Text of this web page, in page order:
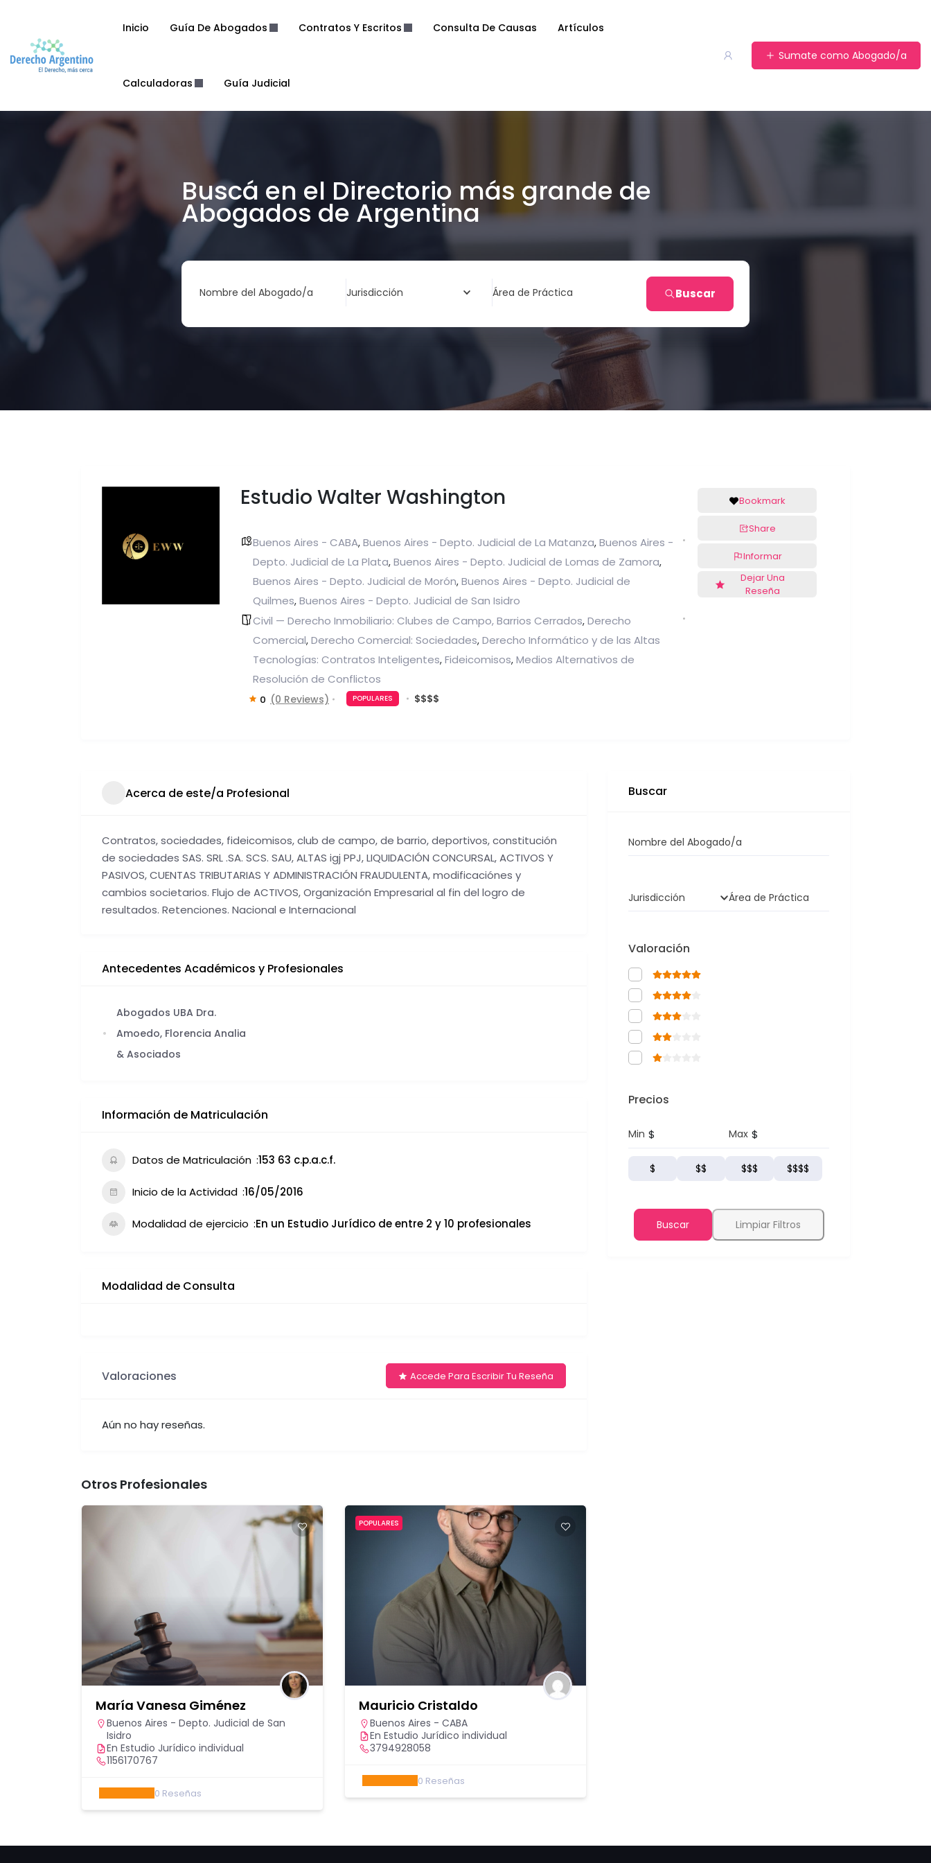
Inicio Guía De Abogados Contratos Y Escritos Consulta De Causas Artículos
Calculadoras Guía Judicial
Sumate como Abogado/a
Buscá en el Directorio más grande de
Abogados de Argentina
Nombre del Abogado/a Jurisdicción Área de Práctica Buscar
Estudio Walter Washington
Buenos Aires - CABA, Buenos Aires - Depto. Judicial de La Matanza, Buenos Aires -
Depto. Judicial de La Plata, Buenos Aires - Depto. Judicial de Lomas de Zamora,
Buenos Aires - Depto. Judicial de Morón, Buenos Aires - Depto. Judicial de
Quilmes, Buenos Aires - Depto. Judicial de San Isidro
Civil — Derecho Inmobiliario: Clubes de Campo, Barrios Cerrados, Derecho
Comercial, Derecho Comercial: Sociedades, Derecho Informático y de las Altas
Tecnologías: Contratos Inteligentes, Fideicomisos, Medios Alternativos de
Resolución de Conflictos
0 (0 Reviews) POPULARES $$$$
Bookmark
Share
Informar
Dejar Una
Reseña
Acerca de este/a Profesional
Contratos, sociedades, fideicomisos, club de campo, de barrio, deportivos, constitución
de sociedades SAS. SRL .SA. SCS. SAU, ALTAS igj PPJ, LIQUIDACIÓN CONCURSAL, ACTIVOS Y
PASIVOS, CUENTAS TRIBUTARIAS Y ADMINISTRACIÓN FRAUDULENTA, modificaciónes y
cambios societarios. Flujo de ACTIVOS, Organización Empresarial al fin del logro de
resultados. Retenciones. Nacional e Internacional
Antecedentes Académicos y Profesionales
Abogados UBA Dra.
Amoedo, Florencia Analia
& Asociados
Información de Matriculación
Datos de Matriculación 153 63 c.p.a.c.f.
Inicio de la Actividad 16/05/2016
Modalidad de ejercicio En un Estudio Jurídico de entre 2 y 10 profesionales
Modalidad de Consulta
Valoraciones Accede Para Escribir Tu Reseña
Aún no hay reseñas.
Otros Profesionales
María Vanesa Giménez
Buenos Aires - Depto. Judicial de San
Isidro
En Estudio Jurídico individual
1156170767
0 Reseñas
POPULARES
Mauricio Cristaldo
Buenos Aires - CABA
En Estudio Jurídico individual
3794928058
0 Reseñas
Buscar
Nombre del Abogado/a
Jurisdicción Área de Práctica
Valoración
Precios
Min $ Max $
$ $$ $$$ $$$$
Buscar Limpiar Filtros